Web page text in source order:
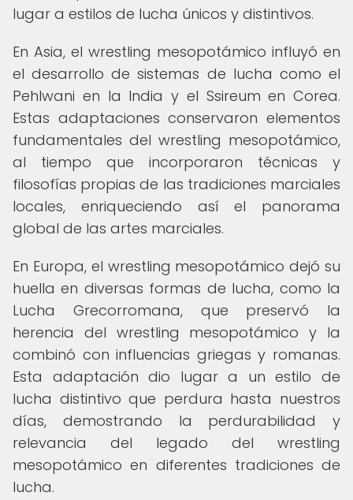
lugar a estilos de lucha únicos y distintivos.
En Asia, el wrestling mesopotámico influyó en
el desarrollo de sistemas de lucha como el
Pehlwani en la India y el Ssireum en Corea.
Estas adaptaciones conservaron elementos
fundamentales del wrestling mesopotámico,
al tiempo que incorporaron técnicas y
filosofías propias de las tradiciones marciales
locales, enriqueciendo así el panorama
global de las artes marciales.
En Europa, el wrestling mesopotámico dejó su
huella en diversas formas de lucha, como la
Lucha Grecorromana, que preservó la
herencia del wrestling mesopotámico y la
combinó con influencias griegas y romanas.
Esta adaptación dio lugar a un estilo de
lucha distintivo que perdura hasta nuestros
días, demostrando la perdurabilidad y
relevancia del legado del wrestling
mesopotámico en diferentes tradiciones de
lucha.